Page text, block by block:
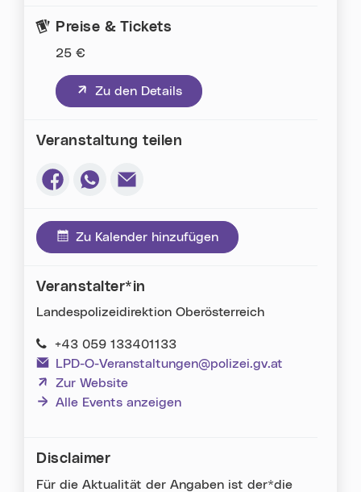
Preise & Tickets
25 €
Zu den Details
(neues Fenster)
Veranstaltung teilen
Zu Kalender hinzufügen
Veranstalter*in
Landespolizeidirektion Oberösterreich
+43 059 133401133
LPD-O-Veranstaltungen@polizei.gv.at
Zur Website
(neues Fenster)
Alle Events anzeigen
Disclaimer
Für die Aktualität der Angaben ist der*die